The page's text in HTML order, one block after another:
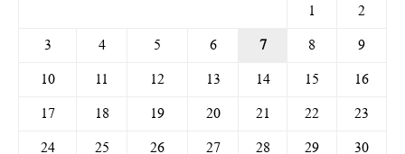
1 2
3 4 5 6 7 8 9
10 11 12 13 14 15 16
17 18 19 20 21 22 23
24 25 26 27 28 29 30